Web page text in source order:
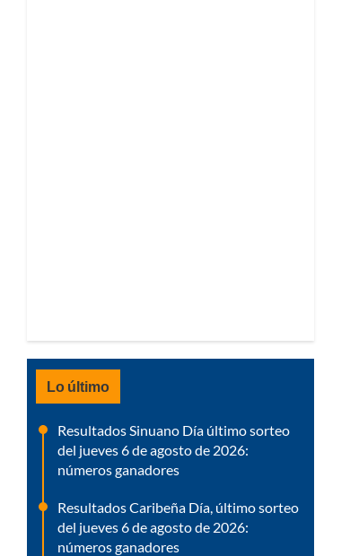
Lo último
Resultados Sinuano Día último sorteo
del jueves 6 de agosto de 2026:
números ganadores
Resultados Caribeña Día, último sorteo
del jueves 6 de agosto de 2026:
números ganadores